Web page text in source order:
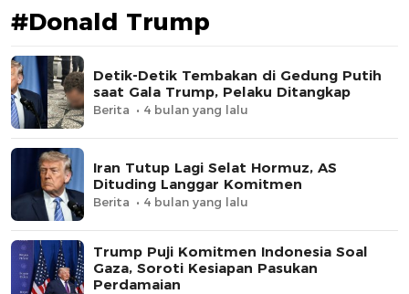
#Donald Trump
Detik-Detik Tembakan di Gedung Putih
saat Gala Trump, Pelaku Ditangkap
Berita 4 bulan yang lalu
Iran Tutup Lagi Selat Hormuz, AS
Dituding Langgar Komitmen
Berita 4 bulan yang lalu
Trump Puji Komitmen Indonesia Soal
Gaza, Soroti Kesiapan Pasukan
Perdamaian